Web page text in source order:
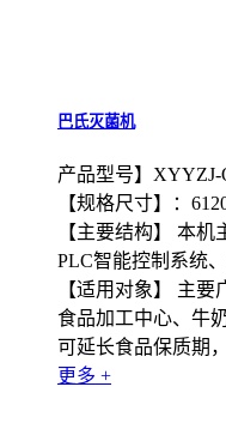
巴氏灭菌机
产品型号】XYYZJ-
【规格尺寸】：
【主要结构】 本
PLC智能控制系统
【适用对象】 主
食品加工中心、牛
可延长食品保质期
更多 +